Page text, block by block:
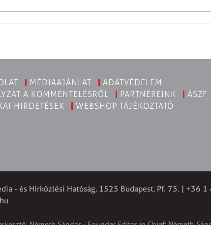
MÉDIAAJÁNLAT
ADATVÉDELEM
A KOMMENTELÉSRŐL
PARTNEREINK
ÁSZF
HIRDETÉSEK
WEBSHOP TÁJÉKOZTATÓ
- és Hírközlési Hatóság, 1525 Budapest, Pf. 75. | +36